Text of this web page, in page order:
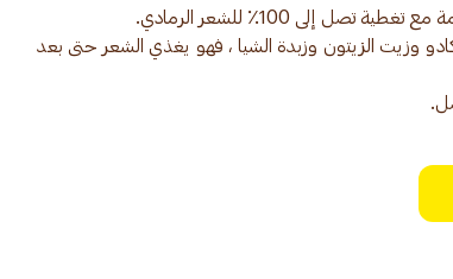
وزيت الزيتون وزبدة الشيا ، فهو يغذي الشعر حتى بعد